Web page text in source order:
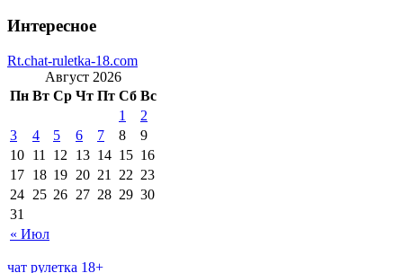
Интересное
Rt.chat-ruletka-18.com
Август 2026
Пн Вт Ср Чт Пт Сб Вс
« Июл
1
2
3
4 5 6 7 8
9
10 11 12 13 14 15 16
17 18 19 20 21 22 23
24 25 26 27 28 29 30
31
чат рулетка 18+